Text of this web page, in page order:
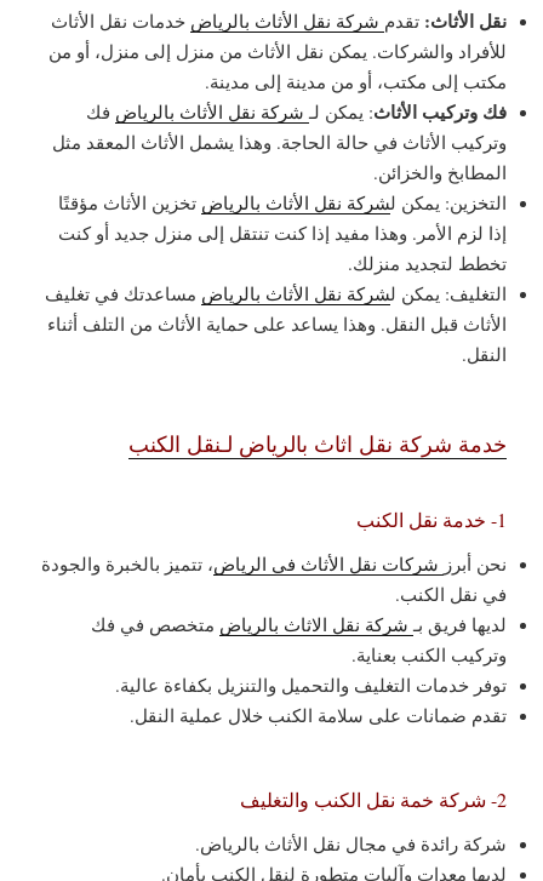
نقل الأثاث: تقدم شركة نقل الأثاث بالرياض خدمات نقل الأثاث
للأفراد والشركات. يمكن نقل الأثاث من منزل إلى منزل، أو من
مكتب إلى مكتب، أو من مدينة إلى مدينة.
فك وتركيب الأثاث: يمكن لـ شركة نقل الأثاث بالرياض فك
وتركيب الأثاث في حالة الحاجة. وهذا يشمل الأثاث المعقد مثل
المطابخ والخزائن.
التخزين: يمكن لشركة نقل الأثاث بالرياض تخزين الأثاث مؤقتًا
إذا لزم الأمر. وهذا مفيد إذا كنت تنتقل إلى منزل جديد أو كنت
تخطط لتجديد منزلك.
التغليف: يمكن لشركة نقل الأثاث بالرياض مساعدتك في تغليف
الأثاث قبل النقل. وهذا يساعد على حماية الأثاث من التلف أثناء
النقل.
خدمة شركة نقل اثاث بالرياض لـنقل الكنب
1- خدمة نقل الكنب
نحن أبرز شركات نقل الأثاث في الرياض، تتميز بالخبرة والجودة
في نقل الكنب.
لديها فريق بـ شركة نقل الاثاث بالرياض متخصص في فك
وتركيب الكنب بعناية.
توفر خدمات التغليف والتحميل والتنزيل بكفاءة عالية.
تقدم ضمانات على سلامة الكنب خلال عملية النقل.
2- شركة خمة نقل الكنب والتغليف
شركة رائدة في مجال نقل الأثاث بالرياض.
لديها معدات وآليات متطورة لنقل الكنب بأمان.